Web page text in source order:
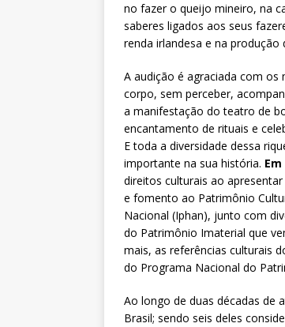
no fazer o queijo mineiro, na
saberes ligados aos seus
renda irlandesa e na
A audição é agraciada com
corpo, sem perceber,
a manifestação do teatro de
encantamento de rituais e
E toda a diversidade dessa
importante na sua história.
direitos culturais ao
e fomento ao Patrimônio
Nacional (Iphan), junto com
do Patrimônio Imaterial que
mais, as referências culturais
do Programa Nacional do
Ao longo de duas décadas de
Brasil; sendo seis deles